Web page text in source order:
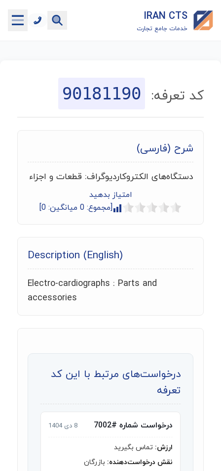
IRAN CTS
خدمات جامع تجارت
جستجوگر تعرفه گمرکی
ماشین حساب گمرکی
کد تعرفه: 90181190
شرح (فارسی)
دستگاه‌های الکتروکاردیوگراف: قطعات و اجزاء
امتیاز بدهید
[مجموع: 0 میانگین: 0
]
Description (English)
Electro-cardiographs : Parts and
accessories
درخواست‌های مرتبط با این کد
تعرفه
درخواست شماره #7002 8 دی 1404
ارزش: تماس بگیرید
نقش درخواست‌دهنده: بازرگان